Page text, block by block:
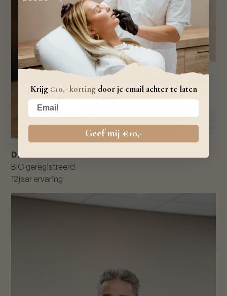
Dr. Samer Karkour
BIG geregistreerd
12jaar ervaring
Krijg €10,- korting door je email achter te laten
Your email
Geef mij €10,-